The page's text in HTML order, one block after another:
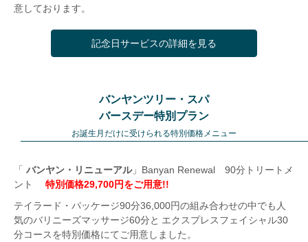
意しております。
記念日サービスの詳細を見る
バンヤンツリー・スパ
バースデー特別プラン
お誕生月だけに受けられる特別価格メニュー
「 バンヤン・リニューアル」Banyan Renewal 90分トリートメ
ント 特別価格29,700円をご用意!!
テイラード・パッケージ90分36,000円の組み合わせの中でも人
気のバリニーズマッサージ60分と エクスプレスフェイシャル30
分コースを特別価格にてご用意しました。